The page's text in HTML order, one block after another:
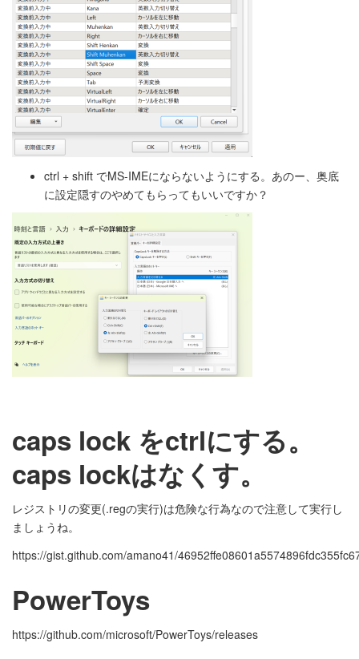
ctrl + shift でMS-IMEにならないようにする。あのー、奥底
に設定隠すのやめてもらってもいいですか？
caps lock をctrlにする。
caps lockはなくす。
レジストリの変更(.regの実行)は危険な行為なので注意して実行し
ましょうね。
https://gist.github.com/amano41/
PowerToys
https://github.com/microsoft/PowerToys/releases